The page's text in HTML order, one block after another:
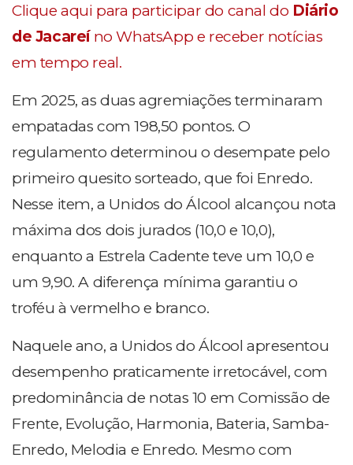
Clique aqui para participar do canal do Diário
de Jacareíno WhatsApp e receber notícias
em tempo real.
Em 2025, as duas agremiações terminaram
empatadas com 198,50 pontos. O
regulamento determinou o desempate pelo
primeiro quesito sorteado, que foi Enredo.
Nesse item, a Unidos do Álcool alcançou nota
máxima dos dois jurados (10,0 e 10,0),
enquanto a Estrela Cadente teve um 10,0 e
um 9,90. A diferença mínima garantiu o
troféu à vermelho e branco.
Naquele ano, a Unidos do Álcool apresentou
desempenho praticamente irretocável, com
predominância de notas 10 em Comissão de
Frente, Evolução, Harmonia, Bateria, Samba-
Enredo, Melodia e Enredo. Mesmo com